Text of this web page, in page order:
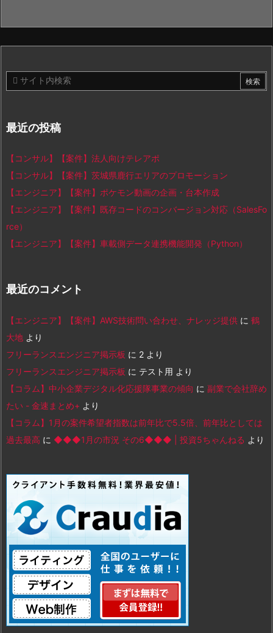
最近の投稿
【コンサル】【案件】法人向けテレアポ
【コンサル】【案件】茨城県鹿行エリアのプロモーション
【エンジニア】【案件】ポケモン動画の企画・台本作成
【エンジニア】【案件】既存コードのコンバージョン対応（SalesFo
rce）
【エンジニア】【案件】車載側データ連携機能開発（Python）
最近のコメント
【エンジニア】【案件】AWS技術問い合わせ、ナレッジ提供 に 鶴
大地 より
フリーランスエンジニア掲示板 に 2 より
フリーランスエンジニア掲示板 に テスト用 より
【コラム】中小企業デジタル化応援隊事業の傾向 に 副業で会社辞め
たい - 金速まとめ+ より
【コラム】1月の案件希望者指数は前年比で5.5倍、前年比としては
過去最高 に ◆◆◆1月の市況 その6◆◆◆ | 投資5ちゃんねる より